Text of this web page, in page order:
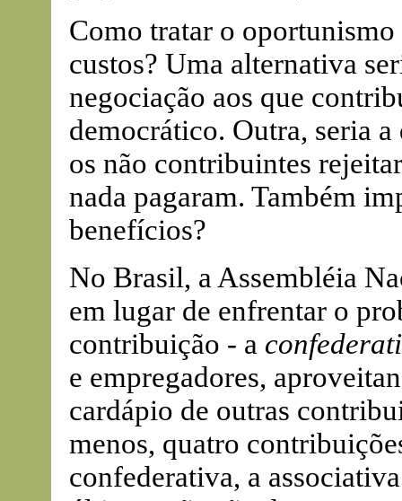
Como tratar o
custos? Uma alternativa
negociação aos que
democrático. Outra, seria
os não contribuintes
nada pagaram. Também
benefícios?
No Brasil, a Assembléia
em lugar de enfrentar o
contribuição - a
e empregadores,
cardápio de outras
menos, quatro
confederativa, a